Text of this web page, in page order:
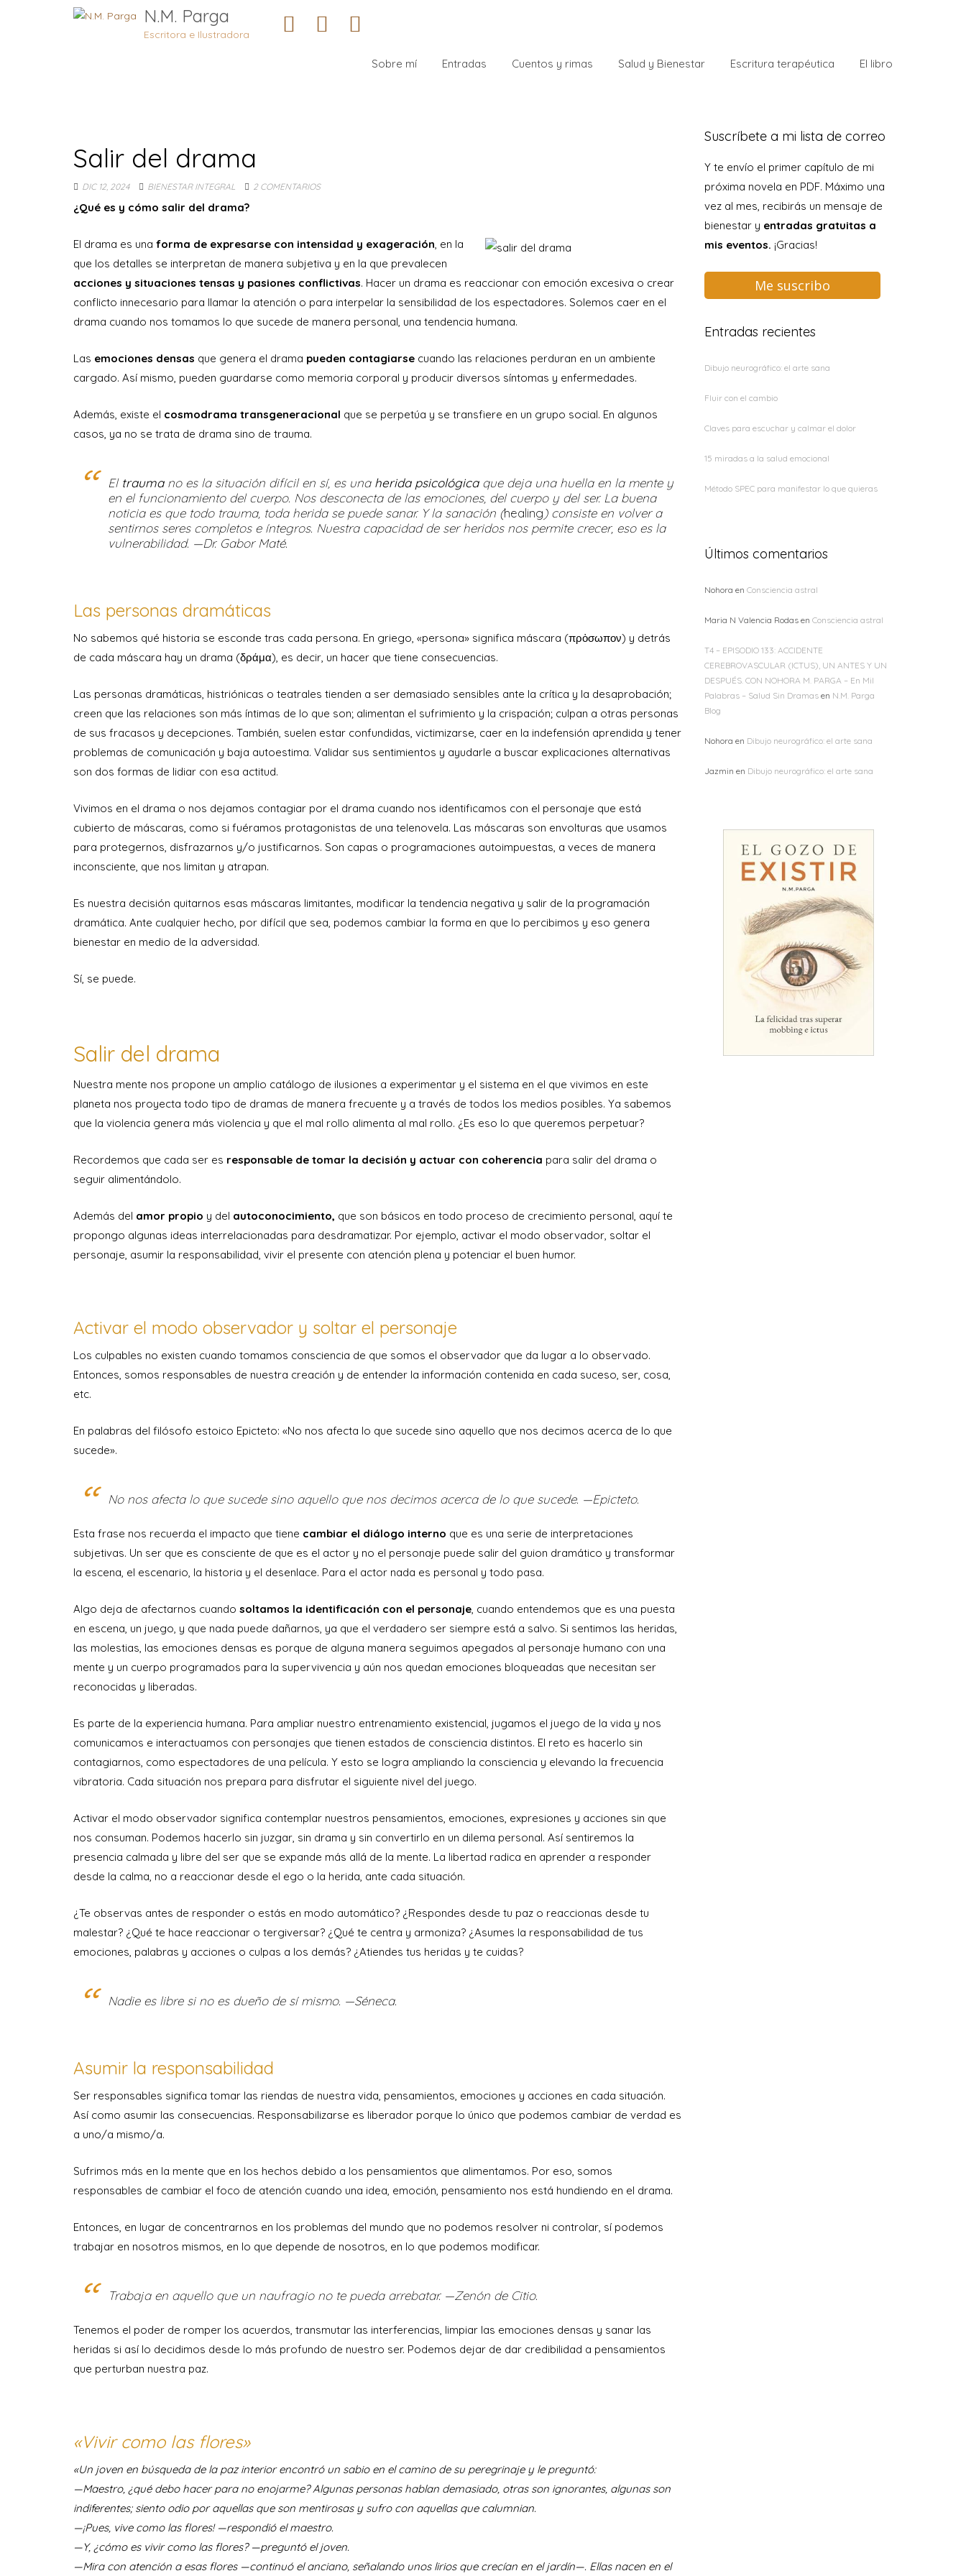
N.M. Parga
Escritora e Ilustradora
Sobre mí Entradas Cuentos y rimas Salud y Bienestar Escritura terapéutica El libro
Salir del drama
DIC 12, 2024 BIENESTAR INTEGRAL 2 COMENTARIOS
¿Qué es y cómo salir del drama?
El drama es una forma de expresarse con intensidad y exageración, en la
que los detalles se interpretan de manera subjetiva y en la que prevalecen
acciones y situaciones tensas y pasiones conflictivas. Hacer un drama es reaccionar con emoción excesiva o crear
conflicto innecesario para llamar la atención o para interpelar la sensibilidad de los espectadores. Solemos caer en el
drama cuando nos tomamos lo que sucede de manera personal, una tendencia humana.
Las emociones densas que genera el drama pueden contagiarse cuando las relaciones perduran en un ambiente
cargado. Así mismo, pueden guardarse como memoria corporal y producir diversos síntomas y enfermedades.
Además, existe el cosmodrama transgeneracional que se perpetúa y se transfiere en un grupo social. En algunos
casos, ya no se trata de drama sino de trauma.
El traumano es la situación difícil en sí, es una herida psicológicaque deja una huella en la mente y
en el funcionamiento del cuerpo. Nos desconecta de las emociones, del cuerpo y del ser. La buena
noticia es que todo trauma, toda herida se puede sanar. Y la sanación (healing) consiste en volver a
sentirnos seres completos e íntegros. Nuestra capacidad de ser heridos nos permite crecer, eso es la
vulnerabilidad. —Dr. Gabor Maté.
Las personas dramáticas
No sabemos qué historia se esconde tras cada persona. En griego, «persona» significa máscara (πρὀσωπον) y detrás
de cada máscara hay un drama (δράμα), es decir, un hacer que tiene consecuencias.
Las personas dramáticas, histriónicas o teatrales tienden a ser demasiado sensibles ante la crítica y la desaprobación;
creen que las relaciones son más íntimas de lo que son; alimentan el sufrimiento y la crispación; culpan a otras personas
de sus fracasos y decepciones. También, suelen estar confundidas, victimizarse, caer en la indefensión aprendida y tener
problemas de comunicación y baja autoestima. Validar sus sentimientos y ayudarle a buscar explicaciones alternativas
son dos formas de lidiar con esa actitud.
Vivimos en el drama o nos dejamos contagiar por el drama cuando nos identificamos con el personaje que está
cubierto de máscaras, como si fuéramos protagonistas de una telenovela. Las máscaras son envolturas que usamos
para protegernos, disfrazarnos y/o justificarnos. Son capas o programaciones autoimpuestas, a veces de manera
inconsciente, que nos limitan y atrapan.
Es nuestra decisión quitarnos esas máscaras limitantes, modificar la tendencia negativa y salir de la programación
dramática. Ante cualquier hecho, por difícil que sea, podemos cambiar la forma en que lo percibimos y eso genera
bienestar en medio de la adversidad.
Sí, se puede.
Salir del drama
Nuestra mente nos propone un amplio catálogo de ilusiones a experimentar y el sistema en el que vivimos en este
planeta nos proyecta todo tipo de dramas de manera frecuente y a través de todos los medios posibles. Ya sabemos
que la violencia genera más violencia y que el mal rollo alimenta al mal rollo. ¿Es eso lo que queremos perpetuar?
Recordemos que cada ser es responsable de tomar la decisión y actuar con coherencia para salir del drama o
seguir alimentándolo.
Además del amor propio y del autoconocimiento, que son básicos en todo proceso de crecimiento personal, aquí te
propongo algunas ideas interrelacionadas para desdramatizar. Por ejemplo, activar el modo observador, soltar el
personaje, asumir la responsabilidad, vivir el presente con atención plena y potenciar el buen humor.
Activar el modo observador y soltar el personaje
Los culpables no existen cuando tomamos consciencia de que somos el observador que da lugar a lo observado.
Entonces, somos responsables de nuestra creación y de entender la información contenida en cada suceso, ser, cosa,
etc.
En palabras del filósofo estoico Epicteto: «No nos afecta lo que sucede sino aquello que nos decimos acerca de lo que
sucede».
No nos afecta lo que sucede sino aquello que nos decimos acerca de lo que sucede. —Epicteto.
Esta frase nos recuerda el impacto que tiene cambiar el diálogo interno que es una serie de interpretaciones
subjetivas. Un ser que es consciente de que es el actor y no el personaje puede salir del guion dramático y transformar
la escena, el escenario, la historia y el desenlace. Para el actor nada es personal y todo pasa.
Algo deja de afectarnos cuando soltamos la identificación con el personaje, cuando entendemos que es una puesta
en escena, un juego, y que nada puede dañarnos, ya que el verdadero ser siempre está a salvo. Si sentimos las heridas,
las molestias, las emociones densas es porque de alguna manera seguimos apegados al personaje humano con una
mente y un cuerpo programados para la supervivencia y aún nos quedan emociones bloqueadas que necesitan ser
reconocidas y liberadas.
Es parte de la experiencia humana. Para ampliar nuestro entrenamiento existencial, jugamos el juego de la vida y nos
comunicamos e interactuamos con personajes que tienen estados de consciencia distintos. El reto es hacerlo sin
contagiarnos, como espectadores de una película. Y esto se logra ampliando la consciencia y elevando la frecuencia
vibratoria. Cada situación nos prepara para disfrutar el siguiente nivel del juego.
Activar el modo observador significa contemplar nuestros pensamientos, emociones, expresiones y acciones sin que
nos consuman. Podemos hacerlo sin juzgar, sin drama y sin convertirlo en un dilema personal. Así sentiremos la
presencia calmada y libre del ser que se expande más allá de la mente. La libertad radica en aprender a responder
desde la calma, no a reaccionar desde el ego o la herida, ante cada situación.
¿Te observas antes de responder o estás en modo automático? ¿Respondes desde tu paz o reaccionas desde tu
malestar? ¿Qué te hace reaccionar o tergiversar? ¿Qué te centra y armoniza? ¿Asumes la responsabilidad de tus
emociones, palabras y acciones o culpas a los demás? ¿Atiendes tus heridas y te cuidas?
Nadie es libre si no es dueño de sí mismo. —Séneca.
Asumir la responsabilidad
Ser responsables significa tomar las riendas de nuestra vida, pensamientos, emociones y acciones en cada situación.
Así como asumir las consecuencias. Responsabilizarse es liberador porque lo único que podemos cambiar de verdad es
a uno/a mismo/a.
Sufrimos más en la mente que en los hechos debido a los pensamientos que alimentamos. Por eso, somos
responsables de cambiar el foco de atención cuando una idea, emoción, pensamiento nos está hundiendo en el drama.
Entonces, en lugar de concentrarnos en los problemas del mundo que no podemos resolver ni controlar, sí podemos
trabajar en nosotros mismos, en lo que depende de nosotros, en lo que podemos modificar.
Trabaja en aquello que un naufragio no te pueda arrebatar. —Zenón de Citio.
Tenemos el poder de romper los acuerdos, transmutar las interferencias, limpiar las emociones densas y sanar las
heridas si así lo decidimos desde lo más profundo de nuestro ser. Podemos dejar de dar credibilidad a pensamientos
que perturban nuestra paz.
«Vivir como las flores»
«Un joven en búsqueda de la paz interior encontró un sabio en el camino de su peregrinaje y le preguntó:
—Maestro, ¿qué debo hacer para no enojarme? Algunas personas hablan demasiado, otras son ignorantes, algunas son
indiferentes; siento odio por aquellas que son mentirosas y sufro con aquellas que calumnian.
—¡Pues, vive como las flores! —respondió el maestro.
—Y, ¿cómo es vivir como las flores? —preguntó el joven.
—Mira con atención a esas flores —continuó el anciano, señalando unos lirios que crecían en el jardín—. Ellas nacen en el
Suscríbete a mi lista de correo
Y te envío el primer capítulo de mi
próxima novela en PDF. Máximo una
vez al mes, recibirás un mensaje de
bienestar y entradas gratuitas a
mis eventos. ¡Gracias!
Me suscribo
Entradas recientes
Dibujo neurográfico: el arte sana
Fluir con el cambio
Claves para escuchar y calmar el dolor
15 miradas a la salud emocional
Método SPEC para manifestar lo que quieras
Últimos comentarios
Nohora en Consciencia astral
Maria N Valencia Rodasen Consciencia astral
T4 – EPISODIO 133: ACCIDENTE
CEREBROVASCULAR (ICTUS), UN ANTES Y UN
DESPUÉS. CON NOHORA M. PARGA – En Mil
Palabras – Salud Sin Dramasen N.M. Parga
Blog
Nohora en Dibujo neurográfico: el arte sana
Jazmin en Dibujo neurográfico: el arte sana